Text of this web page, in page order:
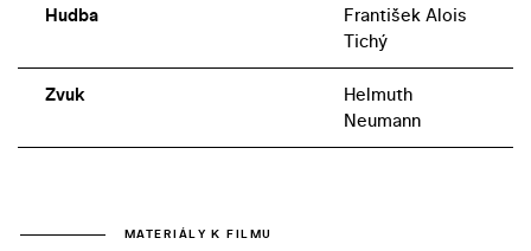
Hudba
František Alois
Tichý
Zvuk
Helmuth
Neumann
MATERIÁLY K FILMU